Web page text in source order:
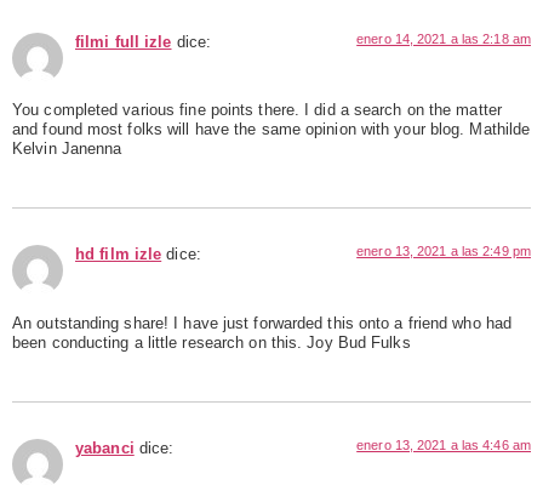
filmi full izle dice: enero 14, 2021 a las 2:18 am
You completed various fine points there. I did a search on the matter
and found most folks will have the same opinion with your blog. Mathilde
Kelvin Janenna
hd film izle dice: enero 13, 2021 a las 2:49 pm
An outstanding share! I have just forwarded this onto a friend who had
been conducting a little research on this. Joy Bud Fulks
yabanci dice: enero 13, 2021 a las 4:46 am